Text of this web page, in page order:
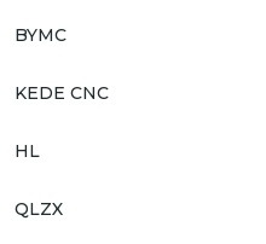
BYMC
KEDE CNC
HL
QLZX